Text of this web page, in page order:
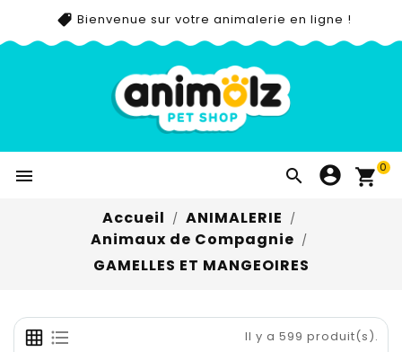
Bienvenue sur votre animalerie en ligne !
  0
Accueil
ANIMALERIE
Animaux de Compagnie
GAMELLES ET MANGEOIRES
Il y a 599 produit(s).